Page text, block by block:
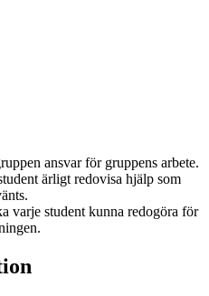
ansvar för gruppens arbete.
ärligt redovisa hjälp som
varje student kunna redogöra för